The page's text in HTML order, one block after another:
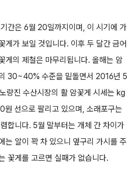
간은 6월 20일까지이며, 이 시기에 가
게가 보일 것입니다. 이후 두 달간 금어
게의 제철은 마무리됩니다. 올해는 암
30~40% 수준을 밑돌면서 2016년 5
량진 수산시장의 활 암꽃게 시세는 kg
선으로 팔리고 있으며, 소래포구는
합니다. 5월 말부터는 개체 간 차이가
는 알이 꽉 차 있으니 옆구리 가시를 주
꽃게를 고르면 실패가 없습니다.